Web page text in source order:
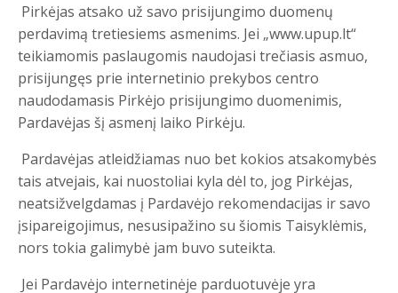
Pirkėjas atsako už savo prisijungimo duomenų
perdavimą tretiesiems asmenims. Jei „www.upup.lt“
teikiamomis paslaugomis naudojasi trečiasis asmuo,
prisijungęs prie internetinio prekybos centro
naudodamasis Pirkėjo prisijungimo duomenimis,
Pardavėjas šį asmenį laiko Pirkėju.
Pardavėjas atleidžiamas nuo bet kokios atsakomybės
tais atvejais, kai nuostoliai kyla dėl to, jog Pirkėjas,
neatsižvelgdamas į Pardavėjo rekomendacijas ir savo
įsipareigojimus, nesusipažino su šiomis Taisyklėmis,
nors tokia galimybė jam buvo suteikta.
Jei Pardavėjo internetinėje parduotuvėje yra